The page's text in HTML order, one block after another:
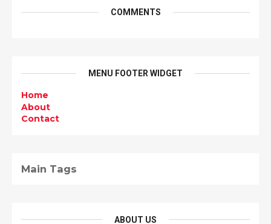
COMMENTS
MENU FOOTER WIDGET
Home
About
Contact
Main Tags
ABOUT US